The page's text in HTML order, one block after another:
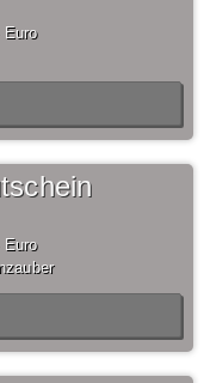
Euro
Euro